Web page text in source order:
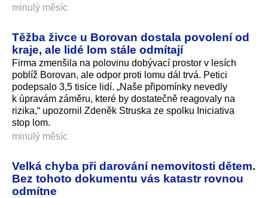
minulý měsíc
Těžba živce u Borovan dostala povolení od
kraje, ale lidé lom stále odmítají
Firma zmenšila na polovinu dobývací prostor v lesích
poblíž Borovan, ale odpor proti lomu dál trvá. Petici
podepsalo 3,5 tisíce lidí. „Naše připomínky nevedly
k úpravám záměru, které by dostatečně reagovaly na
rizika,“ upozornil Zdeněk Struska ze spolku Iniciativa
stop lom.
minulý měsíc
Velká chyba při darování nemovitosti dětem.
Bez tohoto dokumentu vás katastr rovnou
odmítne